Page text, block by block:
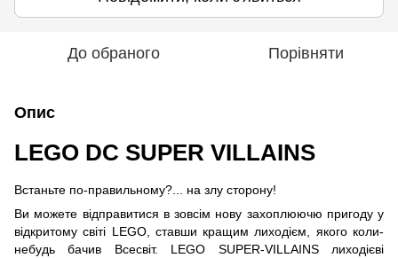
До обраного Порівняти
Опис
LEGO DC SUPER VILLAINS
Встаньте по-правильному?... на злу сторону!
Ви можете відправитися в зовсім нову захоплюючю пригоду у
відкритому світі LEGO, ставши кращим лиходієм, якого коли-
небудь бачив Всесвіт. LEGO SUPER-VILLAINS лиходієві